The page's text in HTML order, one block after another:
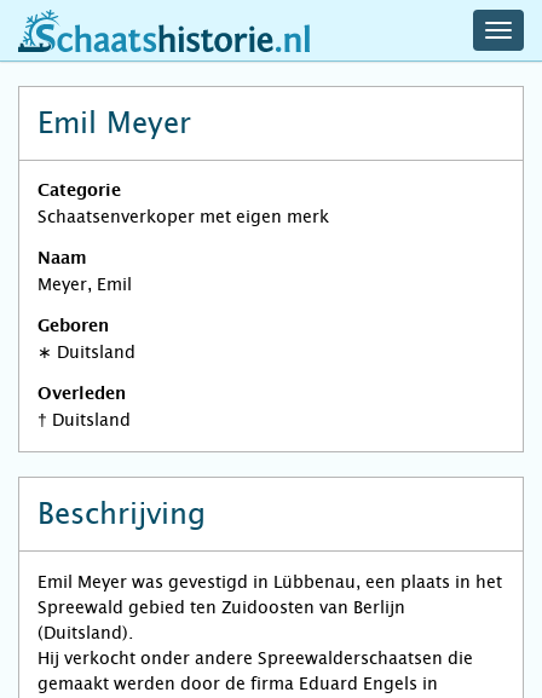
schaatshistorie.nl
Emil Meyer
Categorie
Schaatsenverkoper met eigen merk
Naam
Meyer, Emil
Geboren
∗ Duitsland
Overleden
† Duitsland
Beschrijving
Emil Meyer was gevestigd in Lübbenau, een plaats in het
Spreewald gebied ten Zuidoosten van Berlijn
(Duitsland).
Hij verkocht onder andere Spreewalderschaatsen die
gemaakt werden door de firma Eduard Engels in